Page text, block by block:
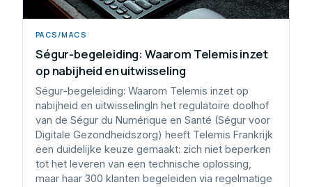
PACS/MACS
Ségur-begeleiding: Waarom Telemis inzet
op nabijheid en uitwisseling
Ségur-begeleiding: Waarom Telemis inzet op
nabijheid en uitwisselingIn het regulatoire doolhof
van de Ségur du Numérique en Santé (Ségur voor
Digitale Gezondheidszorg) heeft Telemis Frankrijk
een duidelijke keuze gemaakt: zich niet beperken
tot het leveren van een technische oplossing,
maar haar 300 klanten begeleiden via regelmatige